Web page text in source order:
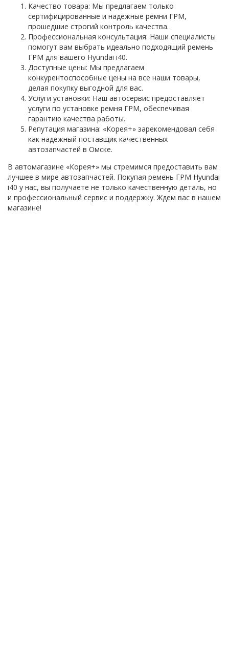
Качество товара: Мы предлагаем только
сертифицированные и надежные ремни ГРМ,
прошедшие строгий контроль качества.
Профессиональная консультация: Наши специалисты
помогут вам выбрать идеально подходящий ремень
ГРМ для вашего Hyundai i40.
Доступные цены: Мы предлагаем
конкурентоспособные цены на все наши товары,
делая покупку выгодной для вас.
Услуги установки: Наш автосервис предоставляет
услуги по установке ремня ГРМ, обеспечивая
гарантию качества работы.
Репутация магазина: «Корея+» зарекомендовал себя
как надежный поставщик качественных
автозапчастей в Омске.
В автомагазине «Корея+» мы стремимся предоставить вам
лучшее в мире автозапчастей. Покупая ремень ГРМ Hyundai
i40 у нас, вы получаете не только качественную деталь, но
и профессиональный сервис и поддержку. Ждем вас в нашем
магазине!